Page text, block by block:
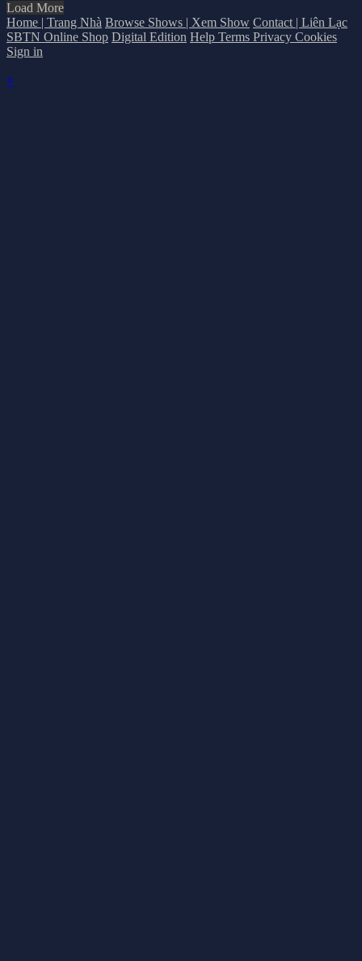
Load More
Home | Trang Nhà Browse Shows | Xem Show Contact | Liên Lạc
SBTN Online Shop Digital Edition Help Terms Privacy Cookies
Sign in
×